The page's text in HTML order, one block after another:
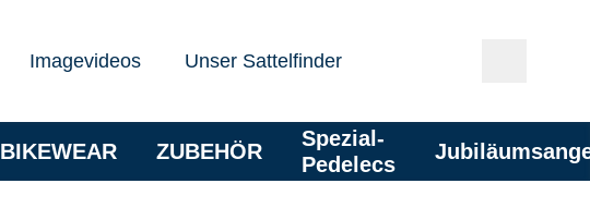
Imagevideos Unser Sattelfinder
BIKEWEAR ZUBEHÖR
Spezial-
Pedelecs